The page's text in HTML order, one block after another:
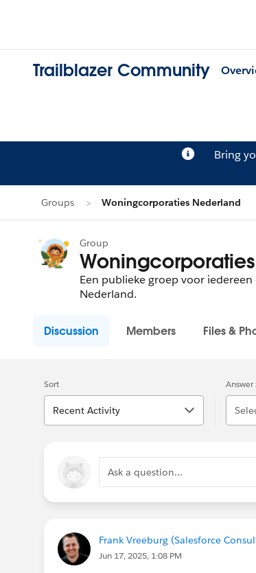
Trailblazer Community
Bring
Groups Woningcorporaties Nederland
Group
Een publieke groep voor
Nederland.
Discussion Members Files &
Sort
Recent Activity
Answer
Ask a question...
Frank Vreeburg (Salesforce
Jun 17, 2025, 1:08 PM